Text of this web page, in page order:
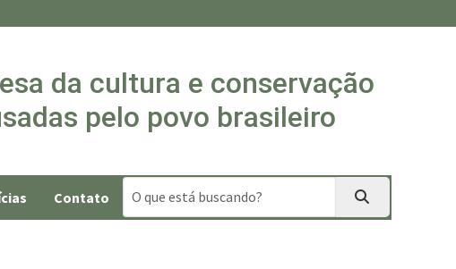
da cultura e conservação
pelo povo brasileiro
Contato